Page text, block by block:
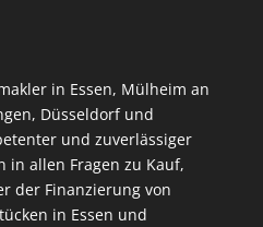
in Essen, Mülheim an
Düsseldorf und
und zuverlässiger
in allen Fragen zu Kauf,
der Finanzierung von
in Essen und